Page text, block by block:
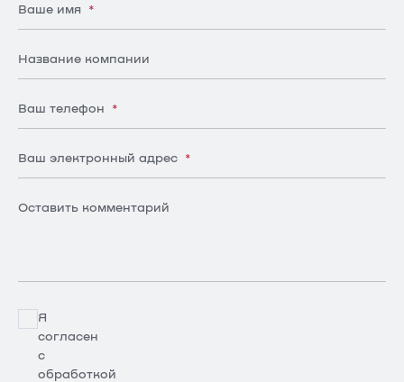
Ваше имя *
Название компании
Ваш телефон *
Ваш электронный адрес *
Оставить комментарий
Я
согласен
с
обработкой